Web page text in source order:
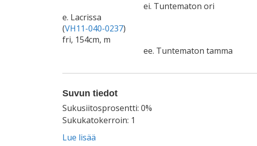
e. Lacrissa
(VH11-040-0237)
fri, 154cm, m
ei. Tuntematon ori
ee. Tuntematon tamma
Suvun tiedot
Sukusiitosprosentti: 0%
Sukukatokerroin: 1
Lue lisää